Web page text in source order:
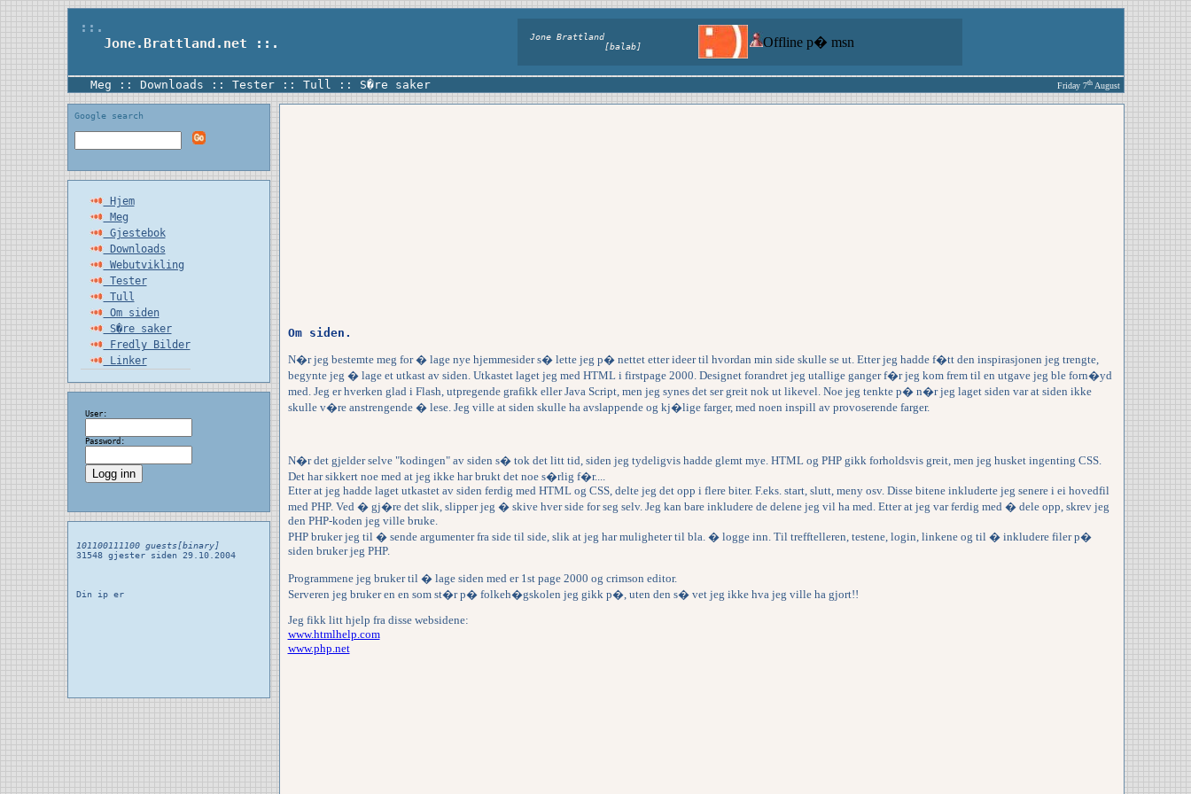
::.
Jone.Brattland.net ::.
Jone Brattland
[balab]
Offline p� msn
Meg :: Downloads :: Tester:: Tull :: S�re saker Friday 7thAugust
Google search
Hjem
Meg
Gjestebok
Downloads
Webutvikling
Tester
Tull
Om siden
S�re saker
Fredly Bilder
Linker
User:
Password:
101100111100 guests[binary]
31548 gjester siden 29.10.2004
Din ip er
Om siden.
N�r jeg bestemte meg for � lage nye hjemmesider s� lette jeg p� nettet etter ideer til hvordan min side skulle se ut. Etter jeg hadde f�tt den inspirasjonen jeg trengte,
begynte jeg � lage et utkast av siden. Utkastet laget jeg med HTML i firstpage 2000. Designet forandret jeg utallige ganger f�r jeg kom frem til en utgave jeg ble forn�yd
med. Jeg er hverken glad i Flash, utpregende grafikk eller Java Script, men jeg synes det ser greit nok ut likevel. Noe jeg tenkte p� n�r jeg laget siden var at siden ikke
skulle v�re anstrengende � lese. Jeg ville at siden skulle ha avslappende og kj�lige farger, med noen inspill av provoserende farger.
N�r det gjelder selve "kodingen" av siden s� tok det litt tid, siden jeg tydeligvis hadde glemt mye. HTML og PHP gikk forholdsvis greit, men jeg husket ingenting CSS.
Det har sikkert noe med at jeg ikke har brukt det noe s�rlig f�r....
Etter at jeg hadde laget utkastet av siden ferdig med HTML og CSS, delte jeg det opp i flere biter. F.eks. start, slutt, meny osv. Disse bitene inkluderte jeg senere i ei hovedfil
med PHP. Ved � gj�re det slik, slipper jeg � skive hver side for seg selv. Jeg kan bare inkludere de delene jeg vil ha med. Etter at jeg var ferdig med � dele opp, skrev jeg
den PHP-koden jeg ville bruke.
PHP bruker jeg til � sende argumenter fra side til side, slik at jeg har muligheter til bla. � logge inn. Til trefftelleren, testene, login, linkene og til � inkludere filer p�
siden bruker jeg PHP.
Programmene jeg bruker til � lage siden med er 1st page 2000 og crimson editor.
Serveren jeg bruker en en som st�r p� folkeh�gskolen jeg gikk p�, uten den s� vet jeg ikke hva jeg ville ha gjort!!
Jeg fikk litt hjelp fra disse websidene:
www.htmlhelp.com
www.php.net